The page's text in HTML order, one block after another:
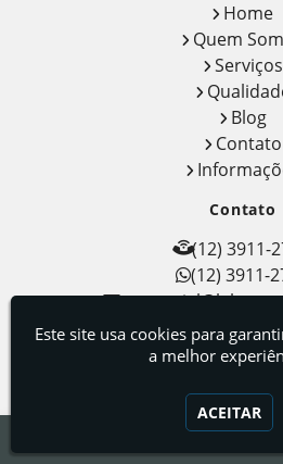
Home
Quem
Serviços
Blog
Contato
Contato
(12) 3911-
(12) 3911-
São José dos Campos /
450
Este site usa cookies para
a melhor
ACEITAR